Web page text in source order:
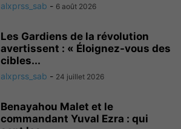
alxprss_sab - 6 août 2026
Les Gardiens de la révolution
avertissent : « Éloignez-vous des
cibles...
alxprss_sab - 24 juillet 2026
Benayahou Malet et le
commandant Yuval Ezra : qui